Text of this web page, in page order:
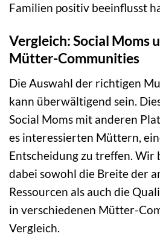
Familien positiv beeinflusst
Vergleich: Social Moms
Mütter-Communities
Die Auswahl der richtigen
kann überwältigend sein.
Social Moms mit anderen
es interessierten Müttern,
Entscheidung zu treffen. Wir
dabei sowohl die Breite der
Ressourcen als auch die
in verschiedenen Mütter-
Vergleich.